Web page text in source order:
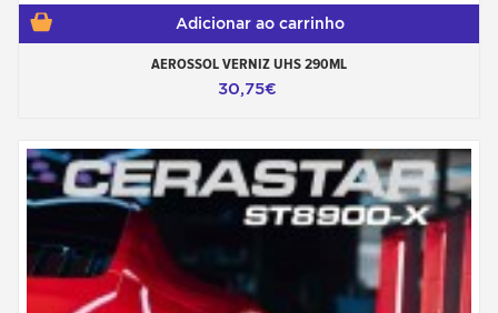
Adicionar ao carrinho
AEROSSOL VERNIZ UHS 290ML
30,75€